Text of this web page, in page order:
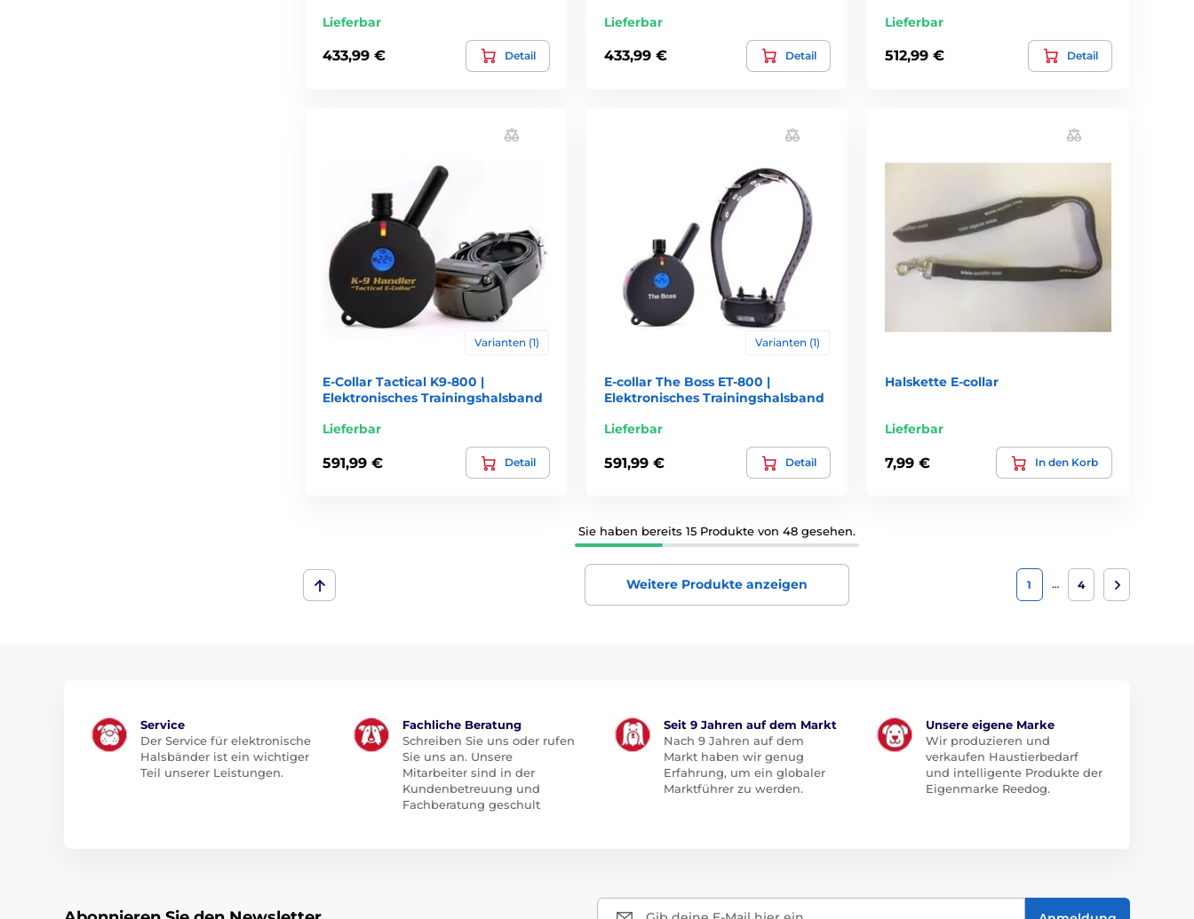
Lieferbar
433,99 € Detail
Lieferbar
433,99 € Detail
Lieferbar
512,99 € Detail
Varianten (1)
E-Collar Tactical K9-800 |
Elektronisches Trainingshalsband
Lieferbar
591,99 € Detail
Varianten (1)
E-collar The Boss ET-800 |
Elektronisches Trainingshalsband
Lieferbar
591,99 € Detail
Halskette E-collar
Lieferbar
7,99 € In den Korb
Sie haben bereits 15 Produkte von 48 gesehen.
Weitere Produkte anzeigen 1 … 4
Service
Der Service für elektronische
Halsbänder ist ein wichtiger
Teil unserer Leistungen.
Fachliche Beratung
Schreiben Sie uns oder rufen
Sie uns an. Unsere
Mitarbeiter sind in der
Kundenbetreuung und
Fachberatung geschult
Seit 9 Jahren auf dem Markt
Nach 9 Jahren auf dem
Markt haben wir genug
Erfahrung, um ein globaler
Marktführer zu werden.
Unsere eigene Marke
Wir produzieren und
verkaufen Haustierbedarf
und intelligente Produkte der
Eigenmarke Reedog.